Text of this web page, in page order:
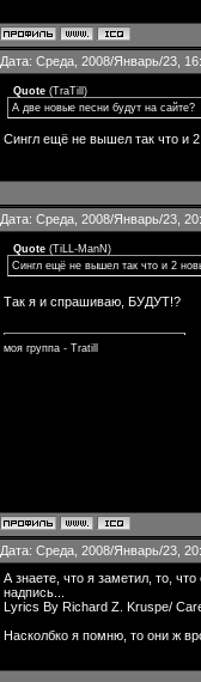
Дата: Среда, 2008/Январь/23,
Quote (TraTill )
А две новые песни будут на сайте?
Сингл ещё не вышел так что и
Дата: Среда, 2008/Январь/23,
Quote (TiLL-ManN )
Сингл ещё не вышел так что и 2
Так я и спрашиваю, БУДУТ!?
моя группа - Tratill
Дата: Среда, 2008/Январь/23,
А знаете, что я заметил, то,
надпись...
Lyrics By Richard Z. Kruspe/
Насколбко я помню, то они ж